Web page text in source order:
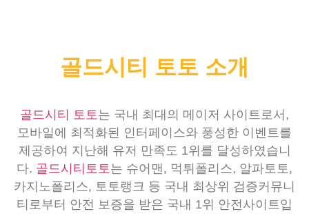
골드시티 토토 소개
골드시티 토토 는 국내 최대의 메이저 사이트로서,
모바일에 최적화된 인터페이스와 풍성한 이벤트를
제공하여 지난해 유저 만족도 1위를 달성하였습니
다. 골드시티토토 는 슈어맨, 먹튀폴리스, 알파토토,
카지노폴리스, 토토랭크 등 국내 최상위 검증커뮤니
티로부터 안전 보증을 받은 국내 1위 안전사이트입